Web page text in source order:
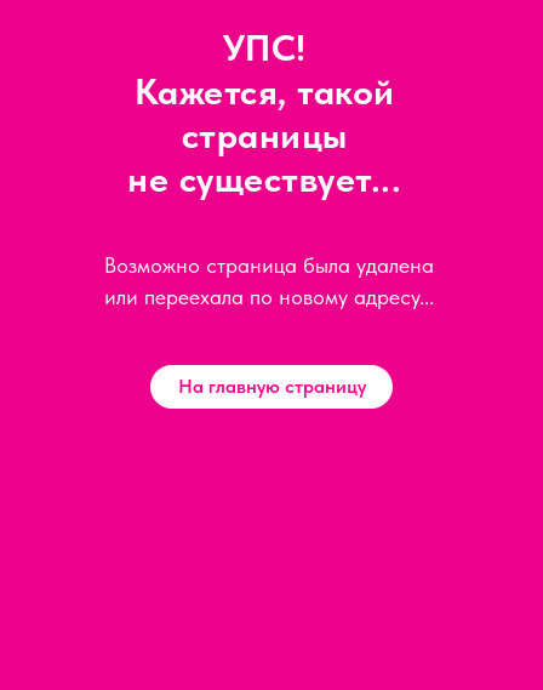
УПС!
Кажется, такой
страницы
не существует...
Возможно страница была удалена
или переехала по новому адресу...
На главную страницу